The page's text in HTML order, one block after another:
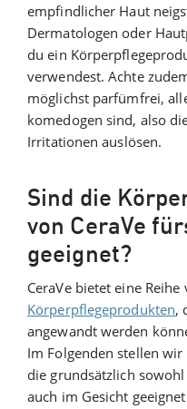
empfindlicher Haut
Dermatologen oder
du ein
verwendest. Achte
möglichst parfümfrei,
komedogen sind, also
Irritationen auslösen.
Sind die
von CeraVe
geeignet?
CeraVe bietet eine
Körperpflegeprodukten,
angewandt werden
Im Folgenden stellen
die grundsätzlich
auch im Gesicht